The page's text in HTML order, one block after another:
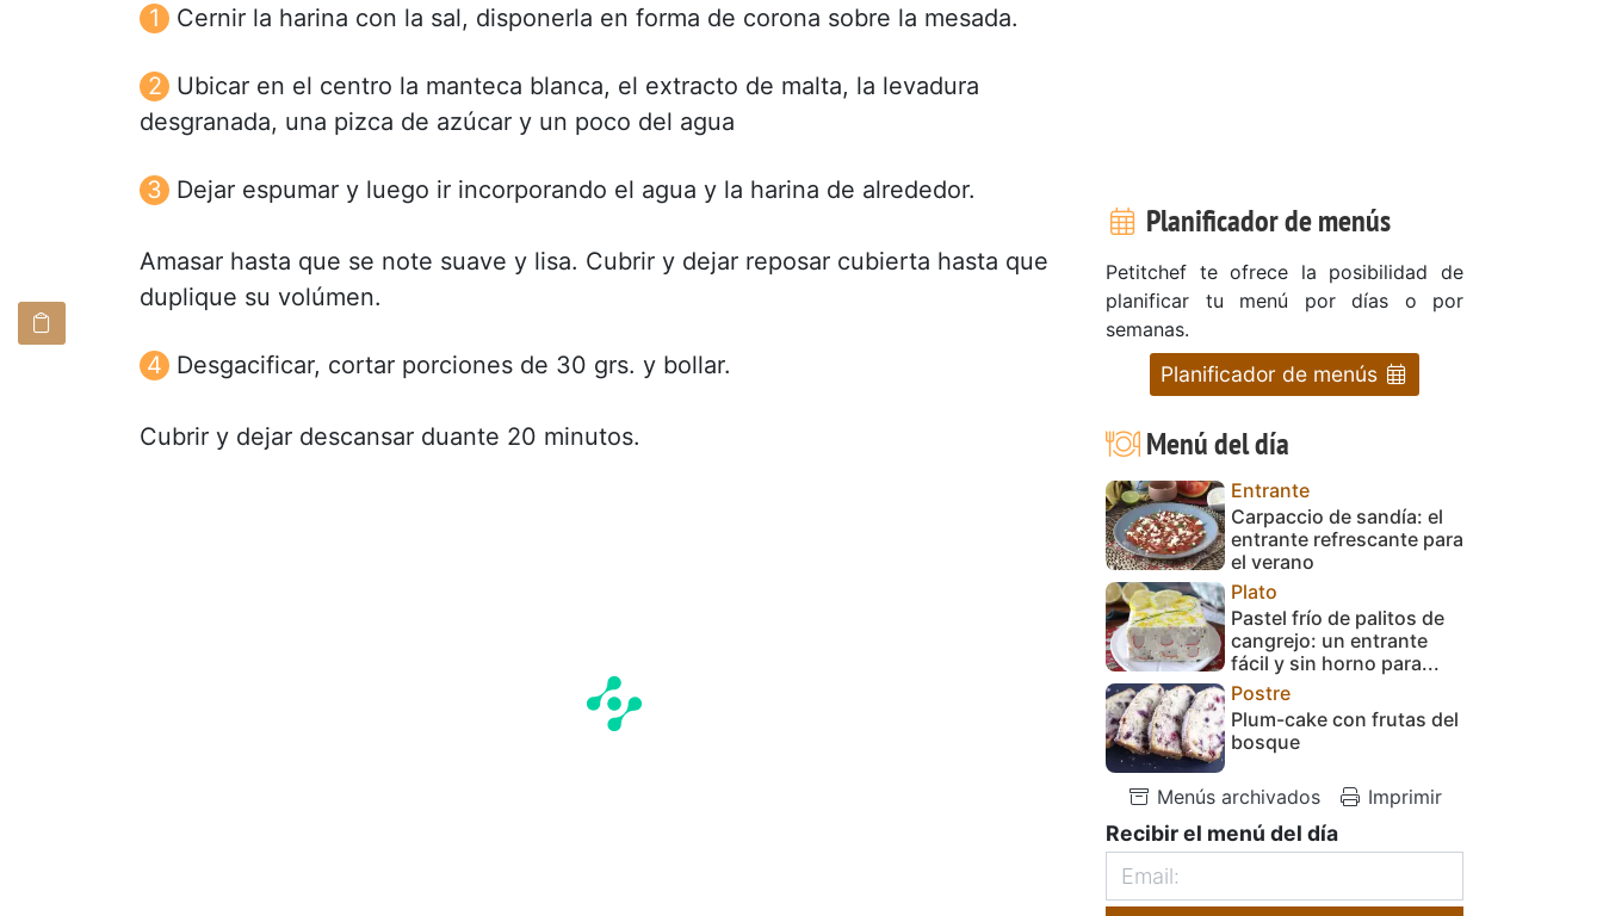
Cernir la harina con la sal, disponerla en forma de corona sobre la mesada.
Ubicar en el centro la manteca blanca, el extracto de malta, la levadura
desgranada, una pizca de azúcar y un poco del agua
Dejar espumar y luego ir incorporando el agua y la harina de alrededor.
Amasar hasta que se note suave y lisa. Cubrir y dejar reposar cubierta hasta que
duplique su volúmen.
Desgacificar, cortar porciones de 30 grs. y bollar.
Cubrir y dejar descansar duante 20 minutos.
Planificador de menús
Petitchef te ofrece la posibilidad de
planificar tu menú por días o por
semanas.
Planificador de menús
Menú del día
Entrante
Carpaccio de sandía: el
entrante refrescante para
el verano
Plato
Pastel frío de palitos de
cangrejo: un entrante
fácil y sin horno para...
Postre
Plum-cake con frutas del
bosque
Menús archivados Imprimir
Recibir el menú del día